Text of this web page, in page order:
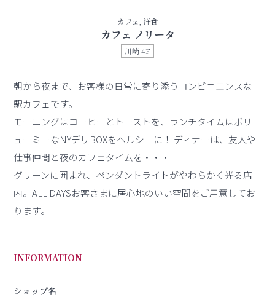
カフェ, 洋食
カフェ ノリータ
川崎 4F
朝から夜まで、お客様の日常に寄り添うコンビニエンスな
駅カフェです。
モーニングはコーヒーとトーストを、ランチタイムはボリ
ューミーなNYデリBOXをヘルシーに！ ディナーは、友人や
仕事仲間と夜のカフェタイムを・・・
グリーンに囲まれ、ペンダントライトがやわらかく光る店
内。ALL DAYSお客さまに居心地のいい空間をご用意してお
ります。
INFORMATION
ショップ名